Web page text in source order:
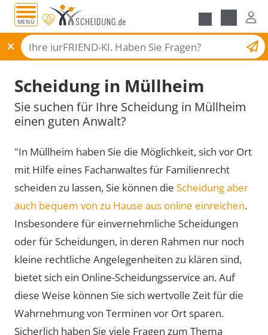
MENÜ
Scheidungsantrag
Scheidung in Müllheim
Sie suchen für Ihre Scheidung in Müllheim
einen guten Anwalt?
"In Müllheim haben Sie die Möglichkeit, sich vor Ort
mit Hilfe eines Fachanwaltes für Familienrecht
scheiden zu lassen, Sie können die Scheidung aber
auch bequem von zu Hause aus online einreichen.
Insbesondere für einvernehmliche Scheidungen
oder für Scheidungen, in deren Rahmen nur noch
kleine rechtliche Angelegenheiten zu klären sind,
bietet sich ein Online-Scheidungsservice an. Auf
diese Weise können Sie sich wertvolle Zeit für die
Wahrnehmung von Terminen vor Ort sparen.
Sicherlich haben Sie viele Fragen zum Thema